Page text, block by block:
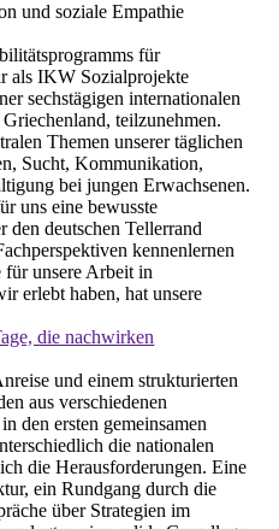
und soziale Empathie
für
als IKW Sozialprojekte
sechstägigen internationalen
teilzunehmen.
Themen unserer täglichen
Sucht, Kommunikation,
bei jungen Erwachsenen.
uns eine bewusste
deutschen Tellerrand
kennenlernen
für unsere Arbeit in
erlebt haben, hat unsere
die nachwirken
und einem strukturierten
aus verschiedenen
den ersten gemeinsamen
die nationalen
die Herausforderungen. Eine
ein Rundgang durch die
über Strategien im